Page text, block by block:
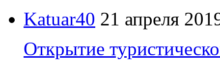
Katuar40 21 апреля
Открытие